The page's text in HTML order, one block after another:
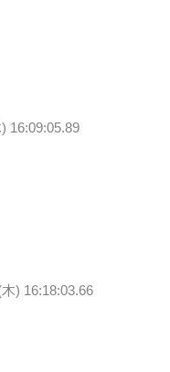
16:09:05.89
) 16:18:03.66